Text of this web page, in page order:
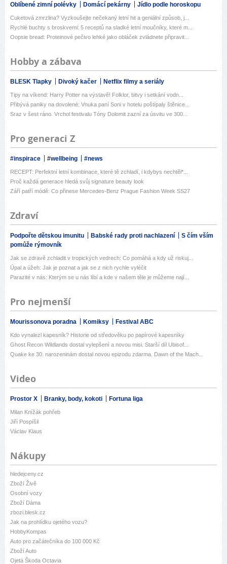
Oblíbené zimní polévky Domácí pekárny Jídlo podle horoskopu
Cuketová zmrzlina? Vyzkoušejte nečekaný letní hit a geniální způsob, j...
Rychlé buchty s broskvemi: 5 receptů na sladké letní moučníky, které m...
Oopsie bread: Proteinové pečivo lehké jako obláček zvládnete připravit...
Hobby a zábava
BLESK Tlapky Divoký kačer Netflix filmy a seriály
Tipy na víkend: Harry Potter na výstavě! Folklor, bitvy i setkání vodn...
Přibývá paniky na dovolené: Vnuka paní Soni v hotelu poštípaly štěnice...
Sraz v šest ráno. Vrchol festivalu Tóny Dolomit zazní za úsvitu ve 300...
Pro generaci Z
#inspirace #wellbeing #news
RECEPT: Perfektní letní kombinace, které tě zchladí, i kdybys nechtěl*...
Proč každá generace hledá svůj signature beauty look
Září patří módě: Co přinese Mercedes-Benz Prague Fashion Week SS27
Zdraví
Podpořte dětskou imunitu Babské rady proti nachlazení
S čím vším
pomůže rýmovník
Jak se zdravě zchladit v tropických vedrech: Co pomáhá a kdy už riskuj...
Úpal a úžeh: Jak je poznat a jak se z nich rychle vyléčit
Parazité v nás: Kterým se u nás líbí a kde v našem těle je můžeme nají...
Pro nejmenší
Mourissonova poradna Komiksy Festival ABC
Kdo vynalezl kapesník? Historie od středověku po papírové kapesníky
Ghost Recon Wildlands dostal vylepšení a novou misi. Starší díl Ubisof...
Quake ke 30. narozeninám dostal novou epizodu zdarma. Dawn of the Mach...
Video
Prostor X Branky, body, kokoti Fortuna liga
Milan Knížák pohřeb
Jiří Pospíšil
Václav Klaus
Nákupy
hledejceny.cz
Zboží Živě
Osobní vozy
Zboží Dáma
zbozi.blesk.cz
Jak na prohlídku ojetého vozu?
HobbyKompas
Auto pro začátečníka do 100 000 Kč
Zboží Auto
Ojetá Škoda Octavia